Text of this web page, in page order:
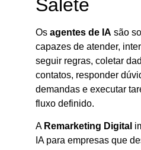
Salete
Os agentes de IA são
capazes de atender,
seguir regras, coletar
contatos, responder
demandas e executar
fluxo definido.
A Remarketing Digital
IA para empresas que